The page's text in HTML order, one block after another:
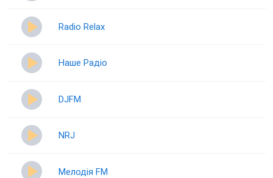
Radio Relax
Наше Радіо
DJFM
NRJ
Мелодія FM